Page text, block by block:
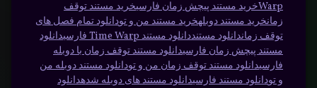
Warpخرید مستند پیچش زمان فارسیخرید مستند توقف
زمانخرید مستند دوبلهخرید مستند من و تودانلود تمام فصل های
توقف زماندانلود مستنددانلود مستند Time Warp فارسی
دانلود
مستند پیچش زمان فارسیدانلود مستند توقف زمان با دوبله
فارسیدانلود مستند توقف زمان من و تودانلود مستند دوبله من
و تودانلود مستند فارسیدانلود مستند های دوبله شدهدانلود